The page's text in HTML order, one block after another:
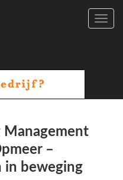
Management
–
in beweging